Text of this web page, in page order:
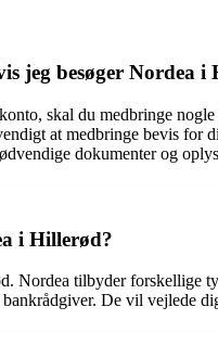
jeg besøger Nordea
skal du medbringe
at medbringe bevis for
dokumenter og
i Hillerød?
Nordea tilbyder forskellige
De vil vejlede